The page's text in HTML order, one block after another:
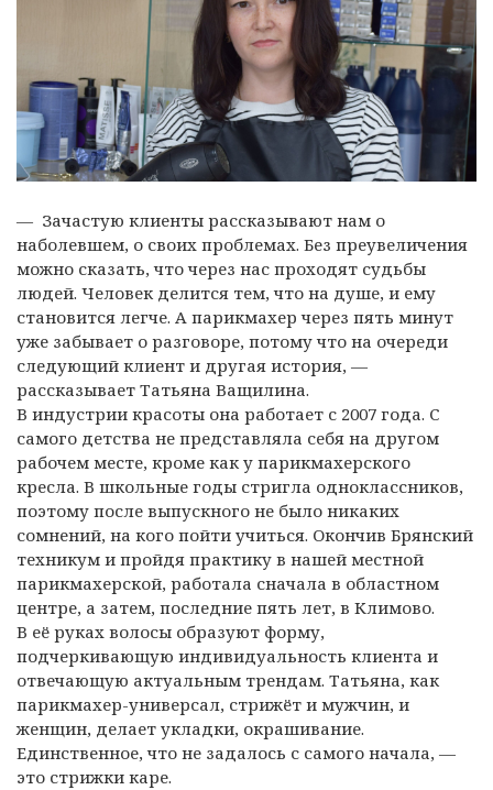
— Зачастую клиенты рассказывают нам о
наболевшем, о своих проблемах. Без преувеличения
можно сказать, что через нас проходят судьбы
людей. Человек делится тем, что на душе, и ему
становится легче. А парикмахер через пять минут
уже забывает о разговоре, потому что на очереди
следующий клиент и другая история, —
рассказывает Татьяна Ващилина.
В индустрии красоты она работает с 2007 года. С
самого детства не представляла себя на другом
рабочем месте, кроме как у парикмахерского
кресла. В школьные годы стригла одноклассников,
поэтому после выпускного не было никаких
сомнений, на кого пойти учиться. Окончив Брянский
техникум и пройдя практику в нашей местной
парикмахерской, работала сначала в областном
центре, а затем, последние пять лет, в Климово.
В её руках волосы образуют форму,
подчеркивающую индивидуальность клиента и
отвечающую актуальным трендам. Татьяна, как
парикмахер-универсал, стрижёт и мужчин, и
женщин, делает укладки, окрашивание.
Единственное, что не задалось с самого начала, —
это стрижки каре.